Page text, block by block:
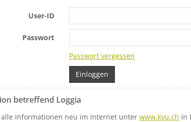
User-ID
Passwort
Passwort vergessen
Einloggen
betreffend Loggia
Informationen neu im Internet unter www.kvu.ch in